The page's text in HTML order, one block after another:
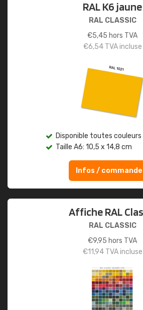
RAL K6 jaune
RAL CLASSIC
€5,45 hors TVA
€6,54TVA incluse
Disponible toutes couleurs
Taille A6: 10,5 x 14,8 cm
Infos / commande
Affiche RAL
RAL CLASSIC
€9,95 hors TVA
€11,94TVA incluse